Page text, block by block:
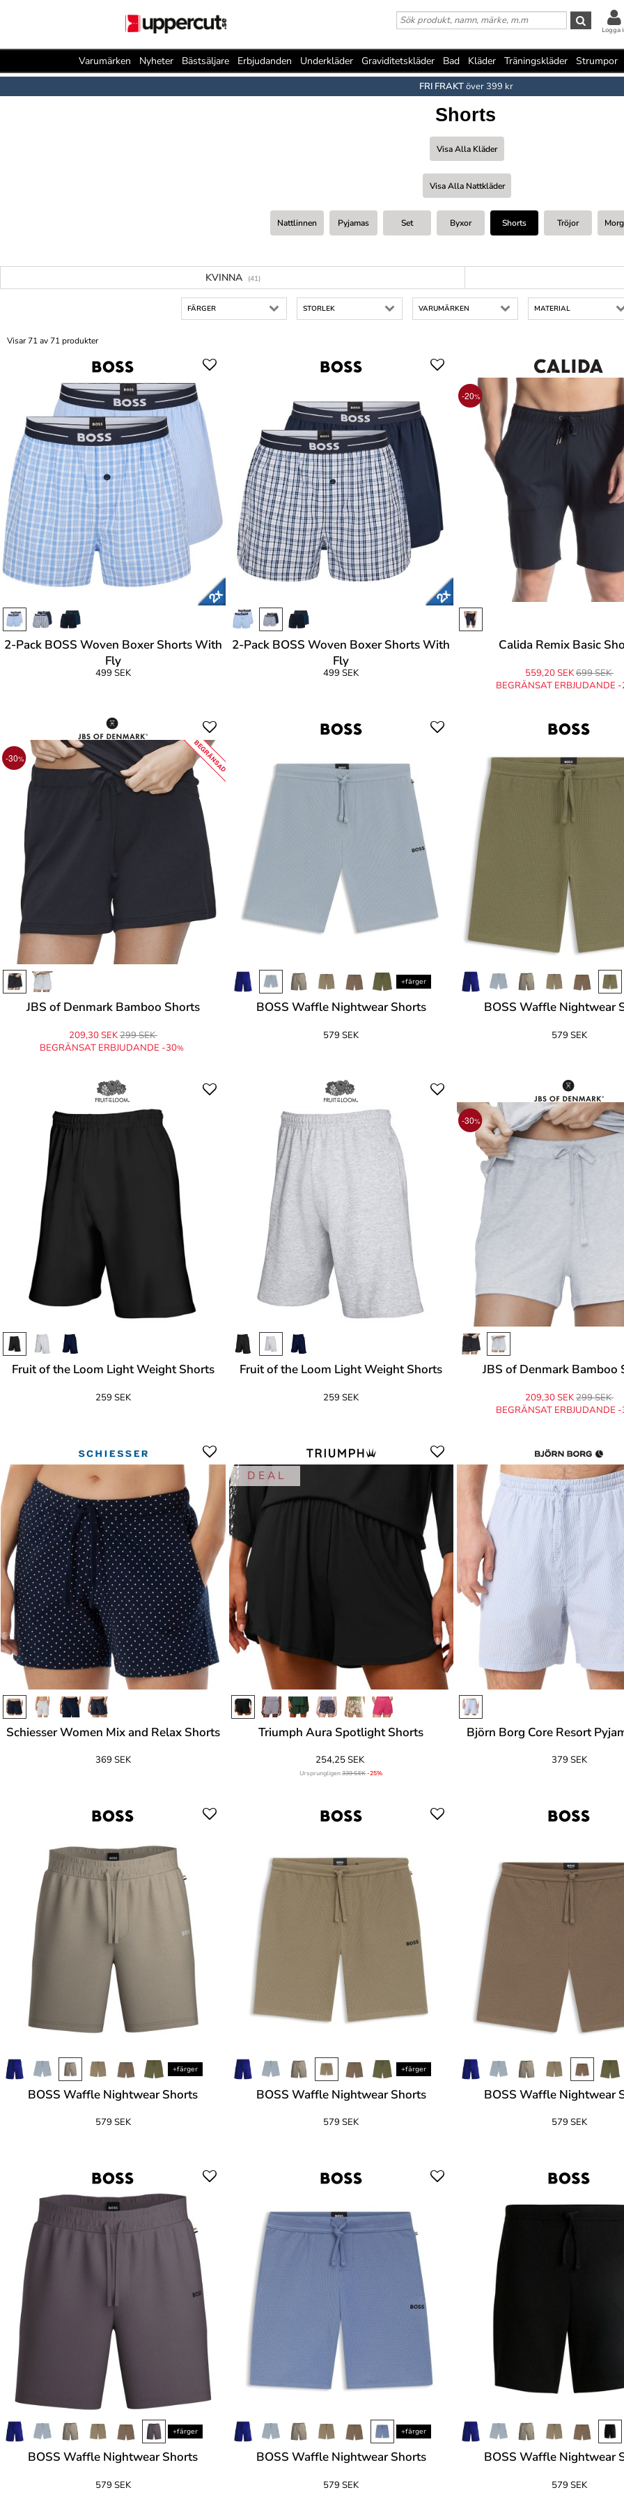
Logga
Varumärken Nyheter Bästsäljare Erbjudanden Underkläder Graviditetskläder Bad Kläder Träningskläder Strumpor
FRI FRAKTöver 399 kr
Shorts
Visa Alla Kläder
Visa Alla Nattkläder
Nattlinnen Pyjamas Set Byxor Shorts Tröjor
KVINNA (41)
FÄRGER STORLEK VARUMÄRKEN MATERIAL
Visar 71 av 71 produkter
2-Pack BOSS Woven Boxer Shorts With
Fly
499 SEK
2-Pack BOSS Woven Boxer Shorts With
Fly
499 SEK
-20%
Calida Remix Basic
559,20 SEK699 SEK
BEGRÄNSAT ERBJUDANDE
-30% BEGRÄNSAD
JBS of Denmark Bamboo Shorts
209,30 SEK299 SEK
BEGRÄNSAT ERBJUDANDE -30%
+färger
BOSS Waffle Nightwear Shorts
579 SEK
BOSS Waffle Nightwear
579 SEK
Fruit of the Loom Light Weight Shorts
259 SEK
Fruit of the Loom Light Weight Shorts
259 SEK
-30%
JBS of Denmark Bamboo
209,30 SEK299 SEK
BEGRÄNSAT ERBJUDANDE
Schiesser Women Mix and Relax Shorts
369 SEK
D E A L
Triumph Aura Spotlight Shorts
254,25 SEK
Ursprungligen339 SEK-25%
Björn Borg Core Resort
379 SEK
+färger
BOSS Waffle Nightwear Shorts
579 SEK
+färger
BOSS Waffle Nightwear Shorts
579 SEK
BOSS Waffle Nightwear
579 SEK
+färger
BOSS Waffle Nightwear Shorts
579 SEK
+färger
BOSS Waffle Nightwear Shorts
579 SEK
BOSS Waffle Nightwear
579 SEK